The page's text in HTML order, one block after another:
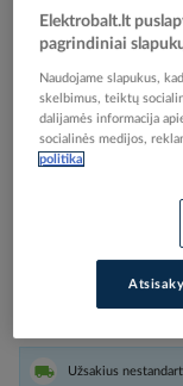
Elektrobalt prekės
EAN kodas
Gamintojo prekės
Užsakius
Elektrobalt.lt
pagrindiniai
Naudojame slapukus,
skelbimus, teiktų
dalijamės informacija
socialinės medijos,
politika